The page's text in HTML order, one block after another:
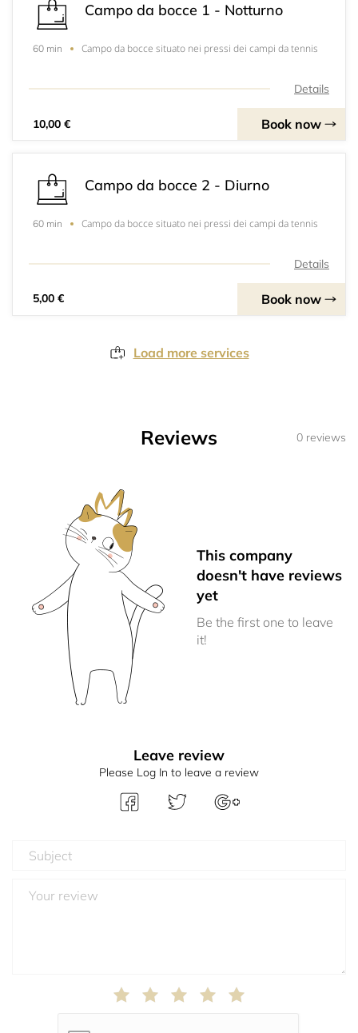
Campo da bocce 1 - Notturno
60 min Campo da bocce situato nei pressi dei campi da tennis
Details
10,00 € Book now
Campo da bocce 2 - Diurno
60 min Campo da bocce situato nei pressi dei campi da tennis
Details
5,00 € Book now
Load more services
Reviews 0 reviews
This company
doesn't have reviews
yet
Be the first one to leave
it!
Leave review
Please Log In to leave a review